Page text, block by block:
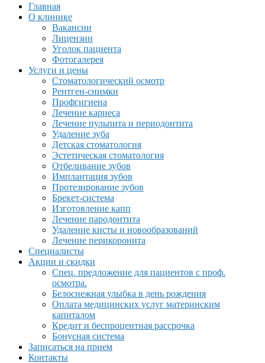
Главная
О клинике
Вакансии
Лицензии
Уголок пациента
Фотогалерея
Услуги и цены
Стоматологический осмотр
Рентген-снимки
Профгигиена
Лечение кариеса
Лечение пульпита и периодонтита
Удаление зуба
Детская стоматология
Эстетическая стоматология
Отбеливание зубов
Имплантация зубов
Протезирование зубов
Брекет-система
Изготовление капп
Лечение пародонтита
Удаление кисты и новообразований
Лечение перикоронита
Специалисты
Акции и скидки
Спец. предложение для пациентов с проф.
осмотра.
Белоснежная улыбка в день рождения
Оплата медицинских услуг материнским
капиталом
Кредит и беспроцентная рассрочка
Бонусная система
Записаться на прием
Контакты